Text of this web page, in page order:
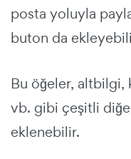
posta yoluyla
buton da
Bu öğeler, altbilgi,
vb. gibi çeşitli
eklenebilir.